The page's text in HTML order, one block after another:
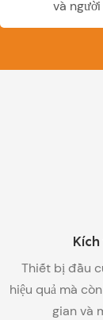
và
Thiết bị đầu
hiệu quả mà
gian và